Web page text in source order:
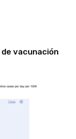
vacunación